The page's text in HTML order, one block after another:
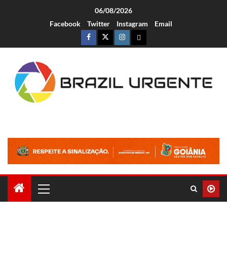
06/08/2026
Facebook
Twitter Instagram Email